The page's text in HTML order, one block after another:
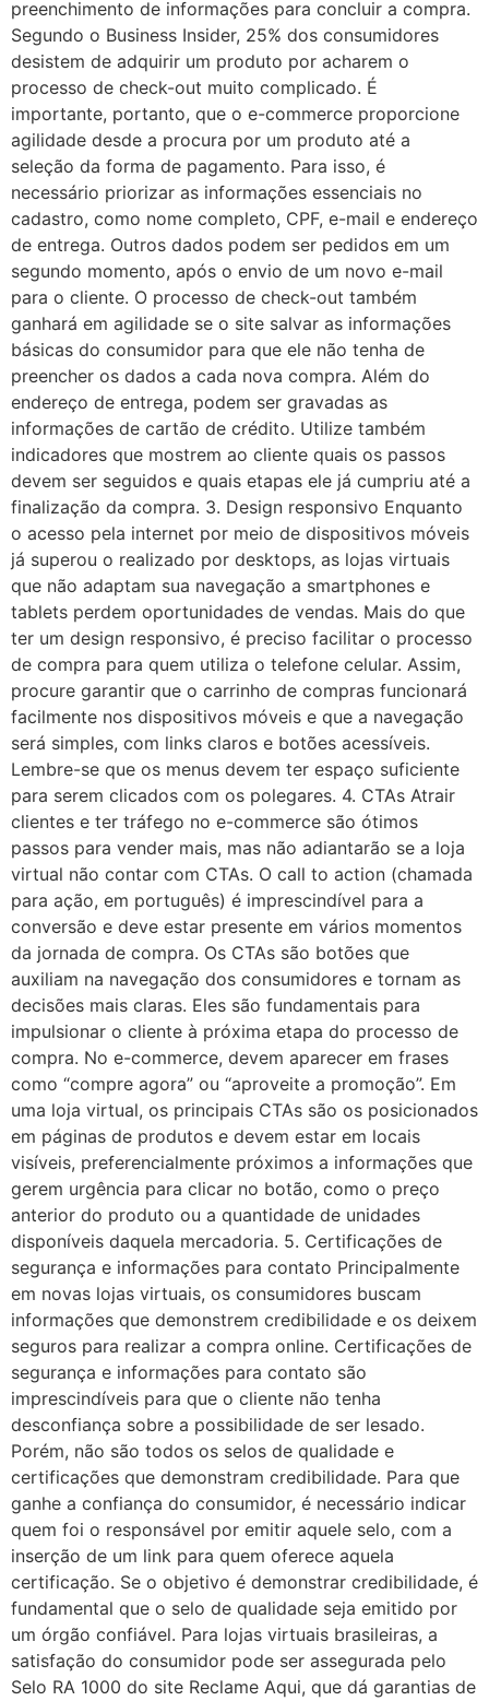
preenchimento de informações para concluir a compra.
Segundo o Business Insider, 25% dos consumidores
desistem de adquirir um produto por acharem o
processo de check-out muito complicado. É
importante, portanto, que o e-commerce proporcione
agilidade desde a procura por um produto até a
seleção da forma de pagamento. Para isso, é
necessário priorizar as informações essenciais no
cadastro, como nome completo, CPF, e-mail e endereço
de entrega. Outros dados podem ser pedidos em um
segundo momento, após o envio de um novo e-mail
para o cliente. O processo de check-out também
ganhará em agilidade se o site salvar as informações
básicas do consumidor para que ele não tenha de
preencher os dados a cada nova compra. Além do
endereço de entrega, podem ser gravadas as
informações de cartão de crédito. Utilize também
indicadores que mostrem ao cliente quais os passos
devem ser seguidos e quais etapas ele já cumpriu até a
finalização da compra. 3. Design responsivo Enquanto
o acesso pela internet por meio de dispositivos móveis
já superou o realizado por desktops, as lojas virtuais
que não adaptam sua navegação a smartphones e
tablets perdem oportunidades de vendas. Mais do que
ter um design responsivo, é preciso facilitar o processo
de compra para quem utiliza o telefone celular. Assim,
procure garantir que o carrinho de compras funcionará
facilmente nos dispositivos móveis e que a navegação
será simples, com links claros e botões acessíveis.
Lembre-se que os menus devem ter espaço suficiente
para serem clicados com os polegares. 4. CTAs Atrair
clientes e ter tráfego no e-commerce são ótimos
passos para vender mais, mas não adiantarão se a loja
virtual não contar com CTAs. O call to action (chamada
para ação, em português) é imprescindível para a
conversão e deve estar presente em vários momentos
da jornada de compra. Os CTAs são botões que
auxiliam na navegação dos consumidores e tornam as
decisões mais claras. Eles são fundamentais para
impulsionar o cliente à próxima etapa do processo de
compra. No e-commerce, devem aparecer em frases
como “compre agora” ou “aproveite a promoção”. Em
uma loja virtual, os principais CTAs são os posicionados
em páginas de produtos e devem estar em locais
visíveis, preferencialmente próximos a informações que
gerem urgência para clicar no botão, como o preço
anterior do produto ou a quantidade de unidades
disponíveis daquela mercadoria. 5. Certificações de
segurança e informações para contato Principalmente
em novas lojas virtuais, os consumidores buscam
informações que demonstrem credibilidade e os deixem
seguros para realizar a compra online. Certificações de
segurança e informações para contato são
imprescindíveis para que o cliente não tenha
desconfiança sobre a possibilidade de ser lesado.
Porém, não são todos os selos de qualidade e
certificações que demonstram credibilidade. Para que
ganhe a confiança do consumidor, é necessário indicar
quem foi o responsável por emitir aquele selo, com a
inserção de um link para quem oferece aquela
certificação. Se o objetivo é demonstrar credibilidade, é
fundamental que o selo de qualidade seja emitido por
um órgão confiável. Para lojas virtuais brasileiras, a
satisfação do consumidor pode ser assegurada pelo
Selo RA 1000 do site Reclame Aqui, que dá garantias de